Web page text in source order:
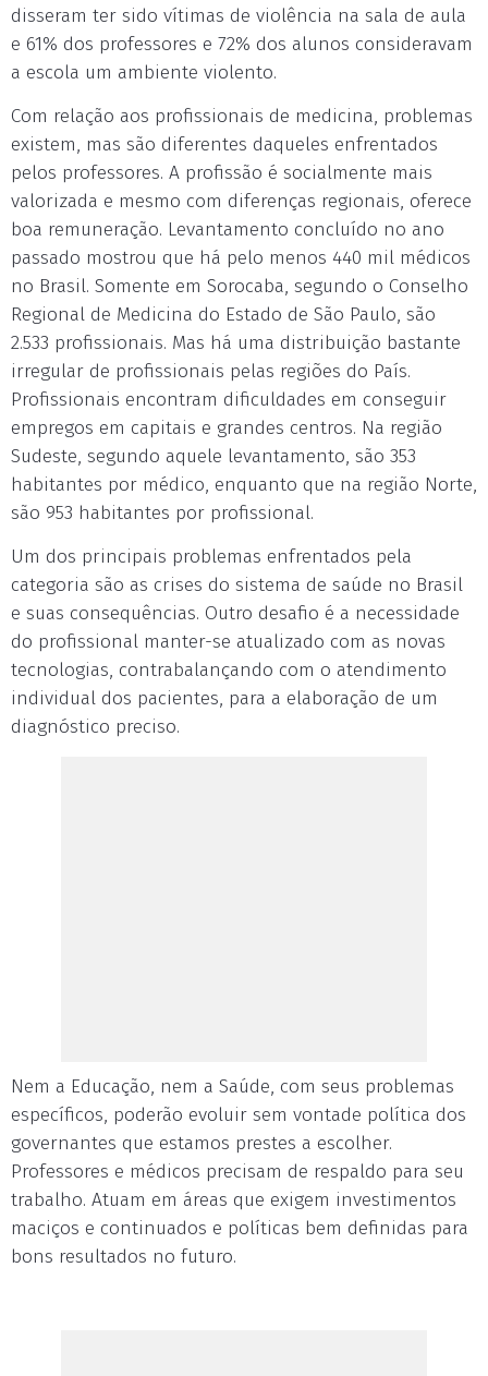
disseram ter sido vítimas de violência na sala de aula
e 61% dos professores e 72% dos alunos consideravam
a escola um ambiente violento.
Com relação aos profissionais de medicina, problemas
existem, mas são diferentes daqueles enfrentados
pelos professores. A profissão é socialmente mais
valorizada e mesmo com diferenças regionais, oferece
boa remuneração. Levantamento concluído no ano
passado mostrou que há pelo menos 440 mil médicos
no Brasil. Somente em Sorocaba, segundo o Conselho
Regional de Medicina do Estado de São Paulo, são
2.533 profissionais. Mas há uma distribuição bastante
irregular de profissionais pelas regiões do País.
Profissionais encontram dificuldades em conseguir
empregos em capitais e grandes centros. Na região
Sudeste, segundo aquele levantamento, são 353
habitantes por médico, enquanto que na região Norte,
são 953 habitantes por profissional.
Um dos principais problemas enfrentados pela
categoria são as crises do sistema de saúde no Brasil
e suas consequências. Outro desafio é a necessidade
do profissional manter-se atualizado com as novas
tecnologias, contrabalançando com o atendimento
individual dos pacientes, para a elaboração de um
diagnóstico preciso.
Nem a Educação, nem a Saúde, com seus problemas
específicos, poderão evoluir sem vontade política dos
governantes que estamos prestes a escolher.
Professores e médicos precisam de respaldo para seu
trabalho. Atuam em áreas que exigem investimentos
maciços e continuados e políticas bem definidas para
bons resultados no futuro.